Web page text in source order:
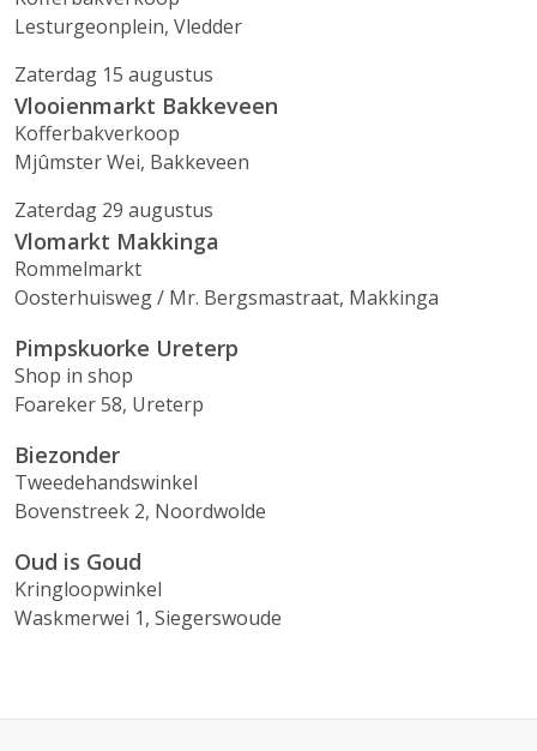
Lesturgeonplein, Vledder
Zaterdag 15 augustus
Vlooienmarkt Bakkeveen
Kofferbakverkoop
Mjûmster Wei, Bakkeveen
Zaterdag 29 augustus
Vlomarkt Makkinga
Rommelmarkt
Oosterhuisweg / Mr. Bergsmastraat, Makkinga
Pimpskuorke Ureterp
Shop in shop
Foareker 58, Ureterp
Biezonder
Tweedehandswinkel
Bovenstreek 2, Noordwolde
Oud is Goud
Kringloopwinkel
Waskmerwei 1, Siegerswoude